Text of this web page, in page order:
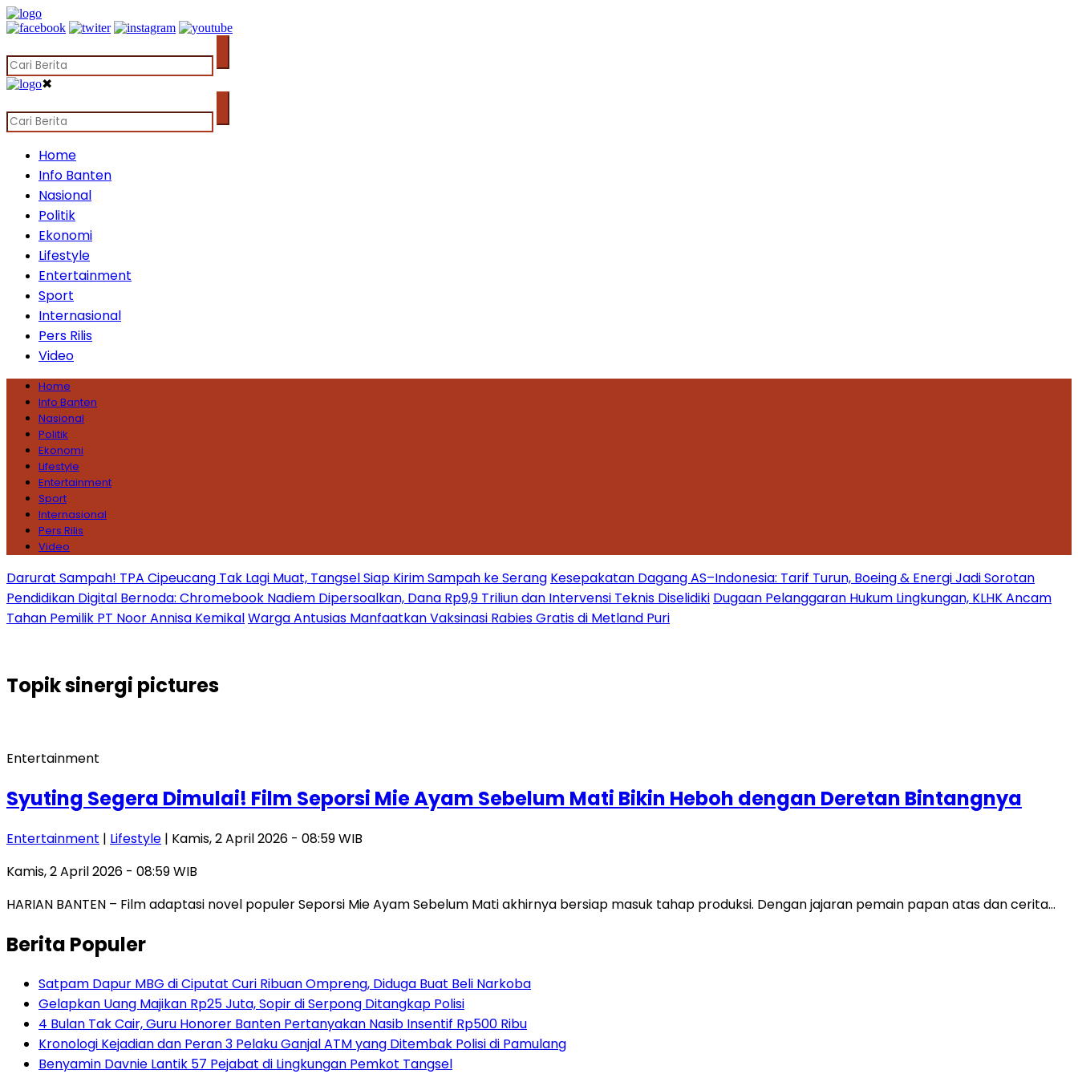
✖
Home
Info Banten
Nasional
Politik
Ekonomi
Lifestyle
Entertainment
Sport
Internasional
Pers Rilis
Video
Home
Info Banten
Nasional
Politik
Ekonomi
Lifestyle
Entertainment
Sport
Internasional
Pers Rilis
Video
Darurat Sampah! TPA Cipeucang Tak Lagi Muat, Tangsel Siap Kirim Sampah ke Serang Kesepakatan Dagang AS–Indonesia: Tarif Turun, Boeing & Energi Jadi Sorotan
Pendidikan Digital Bernoda: Chromebook Nadiem Dipersoalkan, Dana Rp9,9 Triliun dan Intervensi Teknis Diselidiki Dugaan Pelanggaran Hukum Lingkungan, KLHK Ancam
Tahan Pemilik PT Noor Annisa KemikalWarga Antusias Manfaatkan Vaksinasi Rabies Gratis di Metland Puri
Topiksinergi pictures
Entertainment
Syuting Segera Dimulai! Film Seporsi Mie Ayam Sebelum Mati Bikin Heboh dengan Deretan Bintangnya
Entertainment | Lifestyle | Kamis, 2 April 2026 - 08:59 WIB
Kamis, 2 April 2026 - 08:59 WIB
HARIAN BANTEN – Film adaptasi novel populer Seporsi Mie Ayam Sebelum Mati akhirnya bersiap masuk tahap produksi. Dengan jajaran pemain papan atas dan cerita…
Berita Populer
Satpam Dapur MBG di Ciputat Curi Ribuan Ompreng, Diduga Buat Beli Narkoba
Gelapkan Uang Majikan Rp25 Juta, Sopir di Serpong Ditangkap Polisi
4 Bulan Tak Cair, Guru Honorer Banten Pertanyakan Nasib Insentif Rp500 Ribu
Kronologi Kejadian dan Peran 3 Pelaku Ganjal ATM yang Ditembak Polisi di Pamulang
Benyamin Davnie Lantik 57 Pejabat di Lingkungan Pemkot Tangsel